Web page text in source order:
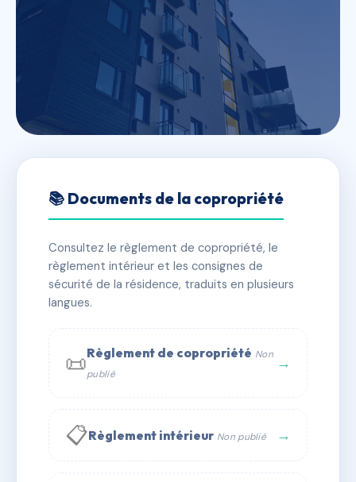
44 Rue de la Maréchale
✓ Immatriculée 🏠 20 lots 🏗 1 bâtiment(s)
📞 Contacter Syndic Digital
📚 Documents de la copropriété
Consultez le règlement de copropriété, le
règlement intérieur et les consignes de
sécurité de la résidence, traduits en plusieurs
langues.
📜Règlement de copropriété Non
publié
→
📋Règlement intérieur Non publié →